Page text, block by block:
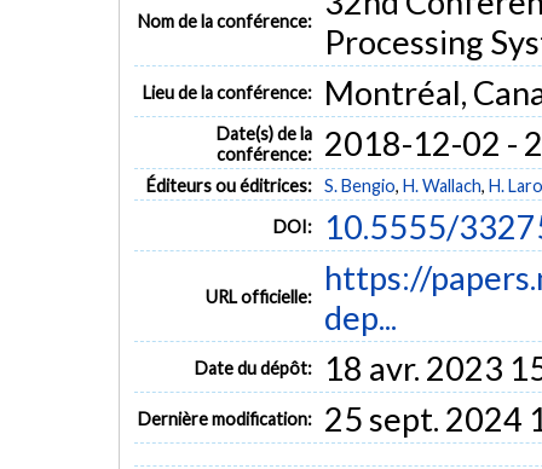
Nom de la conférence:
Processing
Lieu de la conférence: Montréal,
Date(s) de la
conférence:
2018-12-02 -
Éditeurs ou éditrices: S. Bengio, H. Wallach, H.
DOI:
10.5555/
URL officielle:
https://
dep...
Date du dépôt: 18 avr. 2023
Dernière modification: 25 sept. 2024